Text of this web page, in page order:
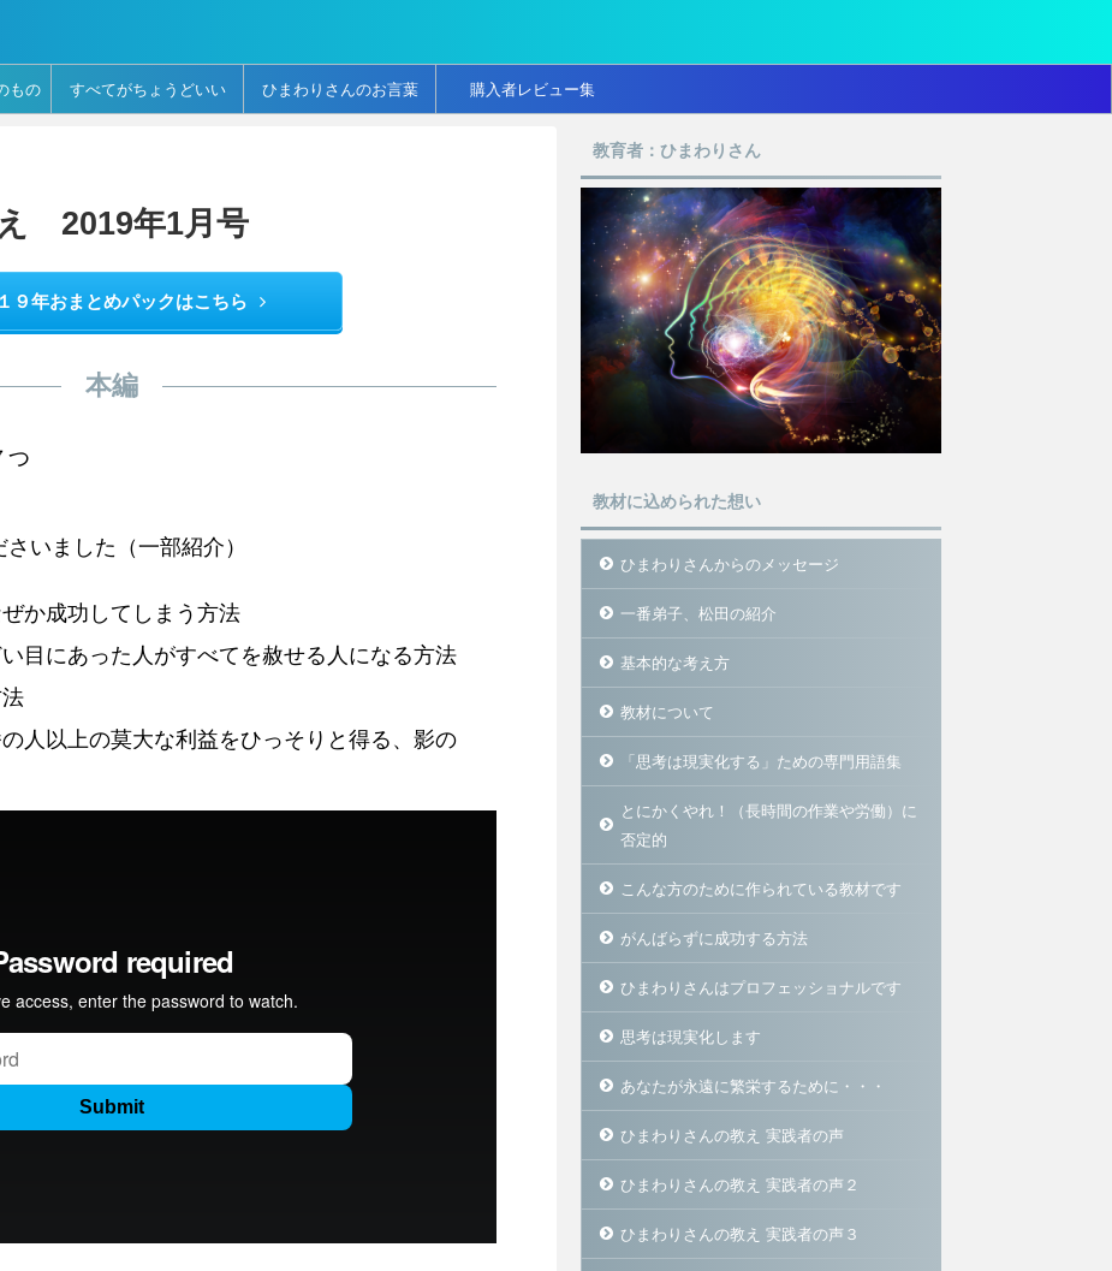
もの すべてがちょうどいい ひまわりさんのお言葉 購入者レビュー集
2019年1月号
９年おまとめパックはこちら
本編
つ
いました（一部紹介）
か成功してしまう方法
目にあった人がすべてを赦せる人になる方法
人以上の莫大な利益をひっそりと得る、影の
教育者：ひまわりさん
教材に込められた想い
ひまわりさんからのメッセージ
一番弟子、松田の紹介
基本的な考え方
教材について
「思考は現実化する」ための専門用語集
とにかくやれ！（長時間の作業や労働）に
否定的
こんな方のために作られている教材です
がんばらずに成功する方法
ひまわりさんはプロフェッショナルです
思考は現実化します
あなたが永遠に繁栄するために・・・
ひまわりさんの教え 実践者の声
ひまわりさんの教え 実践者の声２
ひまわりさんの教え 実践者の声３